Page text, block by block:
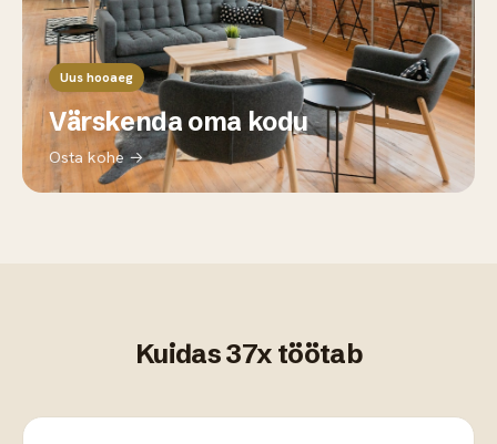
Uus hooaeg
Värskenda oma kodu
Osta kohe →
Kuidas 37x töötab